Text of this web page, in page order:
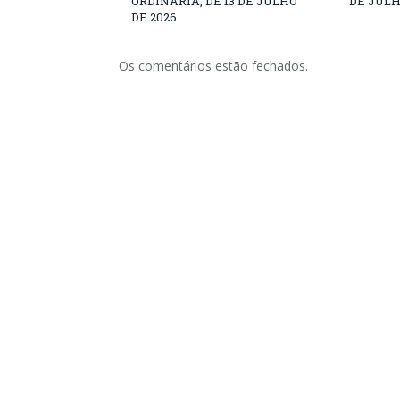
DE 2026
Os comentários estão fechados.